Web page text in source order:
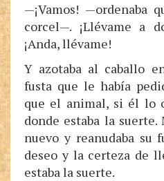
—¡Vamos! —ordenaba
corcel—. ¡Llévame a
¡Anda, llévame!
Y azotaba al caballo
fusta que le había
que el animal, si él lo
donde estaba la
nuevo y reanudaba su
deseo y la certeza de
estaba la suerte.